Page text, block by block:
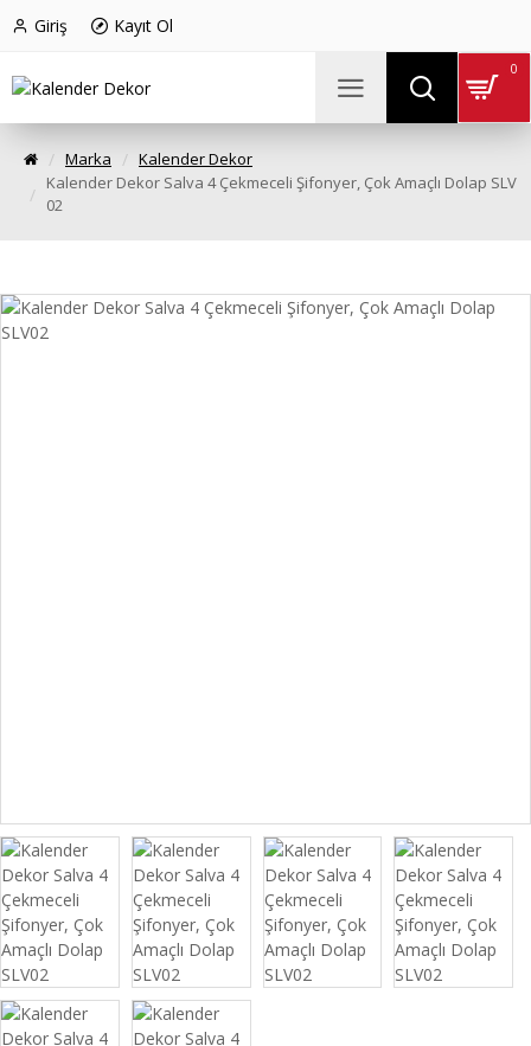
Giriş Kayıt Ol
0
Marka
Kalender Dekor
Kalender Dekor Salva 4 Çekmeceli Şifonyer, Çok Amaçlı Dolap SLV
02